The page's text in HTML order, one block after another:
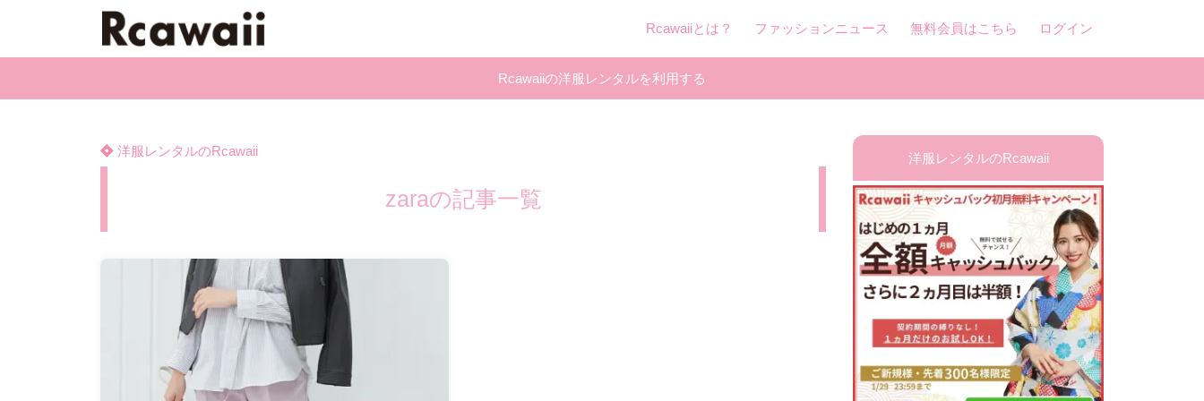
Rcawaiiとは？ ファッションニュース 無料会員はこちら ログイン
Rcawaiiの洋服レンタルを利用する
洋服レンタルのRcawaii
zaraの記事一覧
洋服レンタルのRcawaii